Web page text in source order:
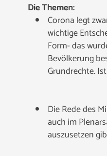
Die Themen:
Corona legt
wichtige
Form- das
Bevölkerung
Grundrechte.
Die Rede des
auch im
auszusetzen